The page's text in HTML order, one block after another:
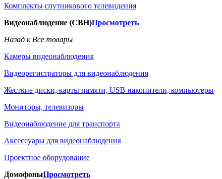
Комплекты спутникового телевидения
Видеонаблюдение (СВН)Просмотреть
Назад к Все товары
Камеры видеонаблюдения
Видеорегистраторы для видеонаблюдения
Жесткие диски, карты памяти, USB накопители, компьютеры
Мониторы, телевизоры
Видеонаблюдение для транспорта
Аксессуары для видеонаблюдения
Проектное оборудование
ДомофоныПросмотреть